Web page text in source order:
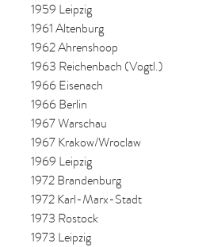
1959 Leipzig
1961 Altenburg
1962 Ahrenshoop
1963 Reichenbach (Vogtl.)
1966 Eisenach
1966 Berlin
1967 Warschau
1967 Krakow/Wroclaw
1969 Leipzig
1972 Brandenburg
1972 Karl-Marx-Stadt
1973 Rostock
1973 Leipzig